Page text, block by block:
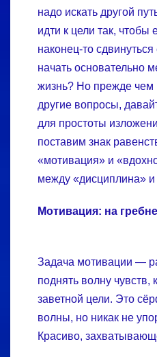
надо искать другой
идти к цели так, чтобы
наконец-то
начать основательно
жизнь? Но прежде чем
другие вопросы,
для простоты
поставим знак
«мотивация» и
между «дисциплина» и
Мотивация: на
Задача мотивации —
поднять волну чувств,
заветной цели. Это
волны, но никак не
Красиво,